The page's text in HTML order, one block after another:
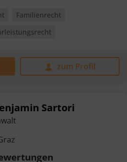
Familienrecht
zum Profil
Sartori